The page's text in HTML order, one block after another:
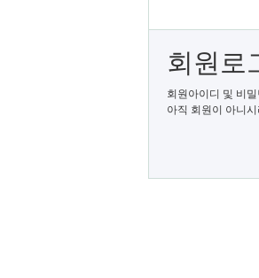
회원로
회원아이디 및 비
아직 회원이 아니